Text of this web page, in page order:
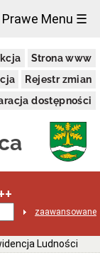
Prawe Menu ☰
Strona www
Rejestr zmian
dostępności
zaawansowane
Ludności
×